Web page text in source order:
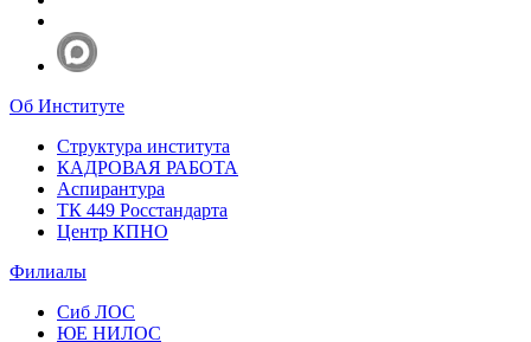
Об Институте
Структура института
КАДРОВАЯ РАБОТА
Аспирантура
ТК 449 Росстандарта
Центр КПНО
Филиалы
Сиб ЛОС
ЮЕ НИЛОС